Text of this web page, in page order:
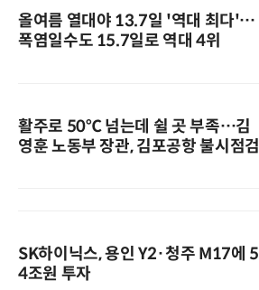
올여름 열대야 13.7일 '역대 최다'…
폭염일수도 15.7일로 역대 4위
활주로 50℃ 넘는데 쉴 곳 부족…김
영훈 노동부 장관, 김포공항 불시점검
SK하이닉스, 용인 Y2·청주 M17에 5
4조원 투자